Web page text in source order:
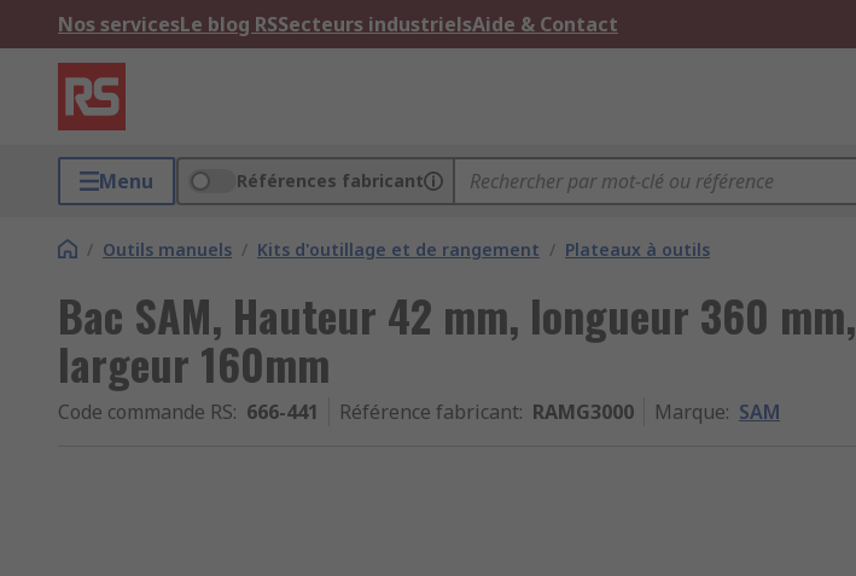
Nos servicesLe blog RSSecteurs industrielsAide & Contact
Menu Références fabricant
/ Outils manuels / Kits d'outillage et de rangement / Plateaux à outils
Bac SAM, Hauteur 42 mm, longueur 360 mm,
largeur 160mm
Code commande RS: 666-441 Référence fabricant: RAMG3000 Marque: SAM